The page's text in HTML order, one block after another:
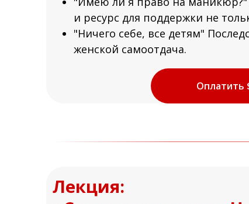
Оплатить
и ресурс для поддержки не
"Ничего себе, все детям"
женской самоотдача.
Лекция: